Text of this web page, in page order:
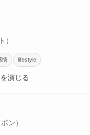
）
情 lifestyle
演じる
ン）